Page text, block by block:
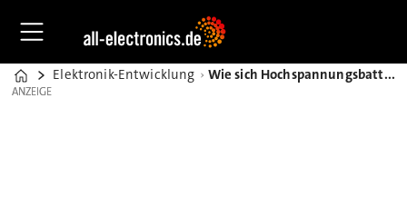
Home
Elektronik-Entwicklung Wie sich Hochspannungsbatterien in SELV-Systeme umwandeln lassen
ANZEIGE
ANZEIGE